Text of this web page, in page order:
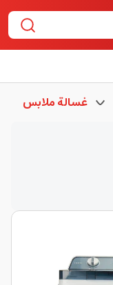
غسالة ملابس